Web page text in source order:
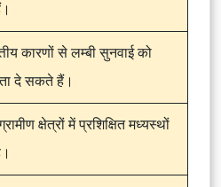
कारणों से लम्बी सुनवाई को
दे सकते हैं।
क्षेत्रों में प्रशिक्षित मध्यस्थों